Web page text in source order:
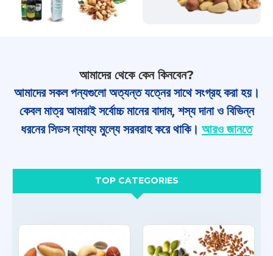
আমাদের থেকে কেন কিনবেন?
আমাদের সকল পন্যগুলো অত্যন্ত যত্নের সাথে সংগ্রহ করা হয়।
কেবল মাত্র আমরাই সর্বোচ্চ মানের বাদাম, শস্য দানা ও বিভিন্ন
ধরনের সিডস ন্যায্য মুল্যে সরবরাহ করে থাকি। আরও জানতে
TOP CATEGORIES